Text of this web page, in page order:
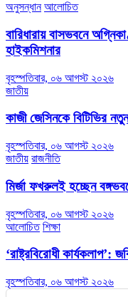
অনুসন্ধান আলোচিত
বারিধারায় বাসভবনে
হাইকমিশনার
বৃহস্পতিবার, ০৬ আগস্ট ২০২৬
জাতীয়
কাজী জেসিনকে বিটিভির
বৃহস্পতিবার, ০৬ আগস্ট ২০২৬
জাতীয় রাজনীতি
মির্জা ফখরুলই হচ্ছেন
বৃহস্পতিবার, ০৬ আগস্ট ২০২৬
আলোচিত শিক্ষা
‘রাষ্ট্রবিরোধী
বৃহস্পতিবার, ০৬ আগস্ট ২০২৬